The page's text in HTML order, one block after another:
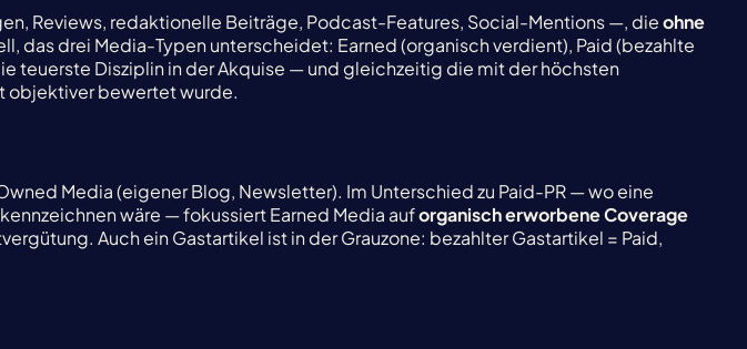
Reviews, redaktionelle Beiträge, Podcast-Features, Social-Mentions —, dieohne
das drei Media-Typen unterscheidet: Earned (organisch verdient), Paid (bezahlte
teuerste Disziplin in der Akquise — und gleichzeitig die mit der höchsten
objektiver bewertet wurde.
Media (eigener Blog, Newsletter). Im Unterschied zu Paid-PR — wo eine
wäre — fokussiert Earned Media auforganisch erworbene Coverage
Auch ein Gastartikel ist in der Grauzone: bezahlter Gastartikel = Paid,